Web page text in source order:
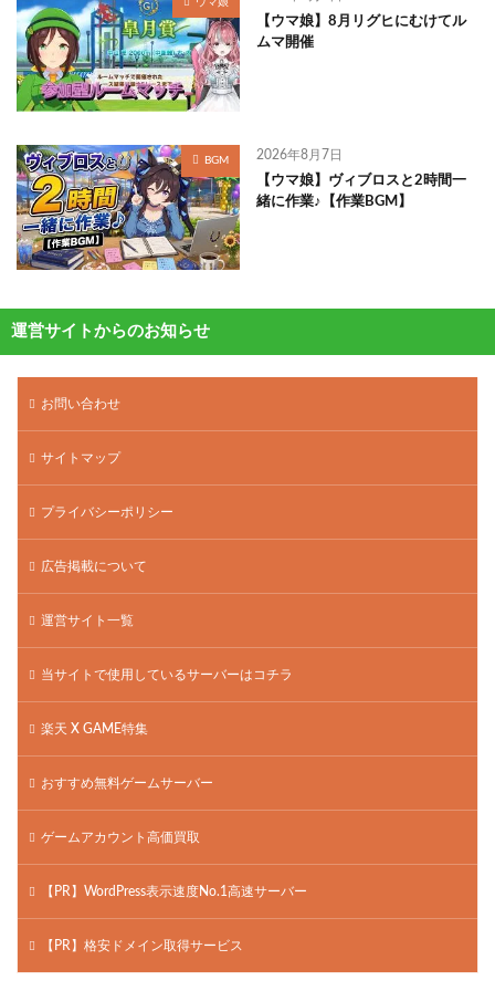
【ウマ娘】8月リグヒにむけてル
ムマ開催
BGM 2026年8月7日
【ウマ娘】ヴィブロスと2時間一
緒に作業♪【作業BGM】
運営サイトからのお知らせ
お問い合わせ
サイトマップ
プライバシーポリシー
広告掲載について
運営サイト一覧
当サイトで使用しているサーバーはコチラ
楽天 X GAME特集
おすすめ無料ゲームサーバー
ゲームアカウント高価買取
【PR】WordPress表示速度No.1高速サーバー
【PR】格安ドメイン取得サービス